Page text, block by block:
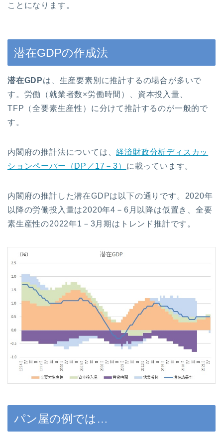
ことになります。
潜在GDPの作成法
潜在GDPは、生産要素別に推計するの場合が多いで
す。労働（就業者数×労働時間）、資本投入量、
TFP（全要素生産性）に分けて推計するのが一般的で
す。
内閣府の推計法については、経済財政分析ディスカッ
ションペーパー（DP／17－3） に載っています。
内閣府の推計した潜在GDPは以下の通りです。2020年
以降の労働投入量は2020年4－6月以降は仮置き、全要
素生産性の2022年1－3月期はトレンド推計です。
パン屋の例では…